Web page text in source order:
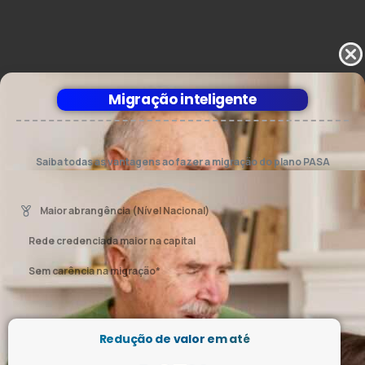
Migração inteligente
Saiba todas as vantagens ao fazer a migração do plano PASA
Maior abrangência (Nível Nacional)
Rede credenciada maior na capital
Sem carência na migração*
Redução de valor em até